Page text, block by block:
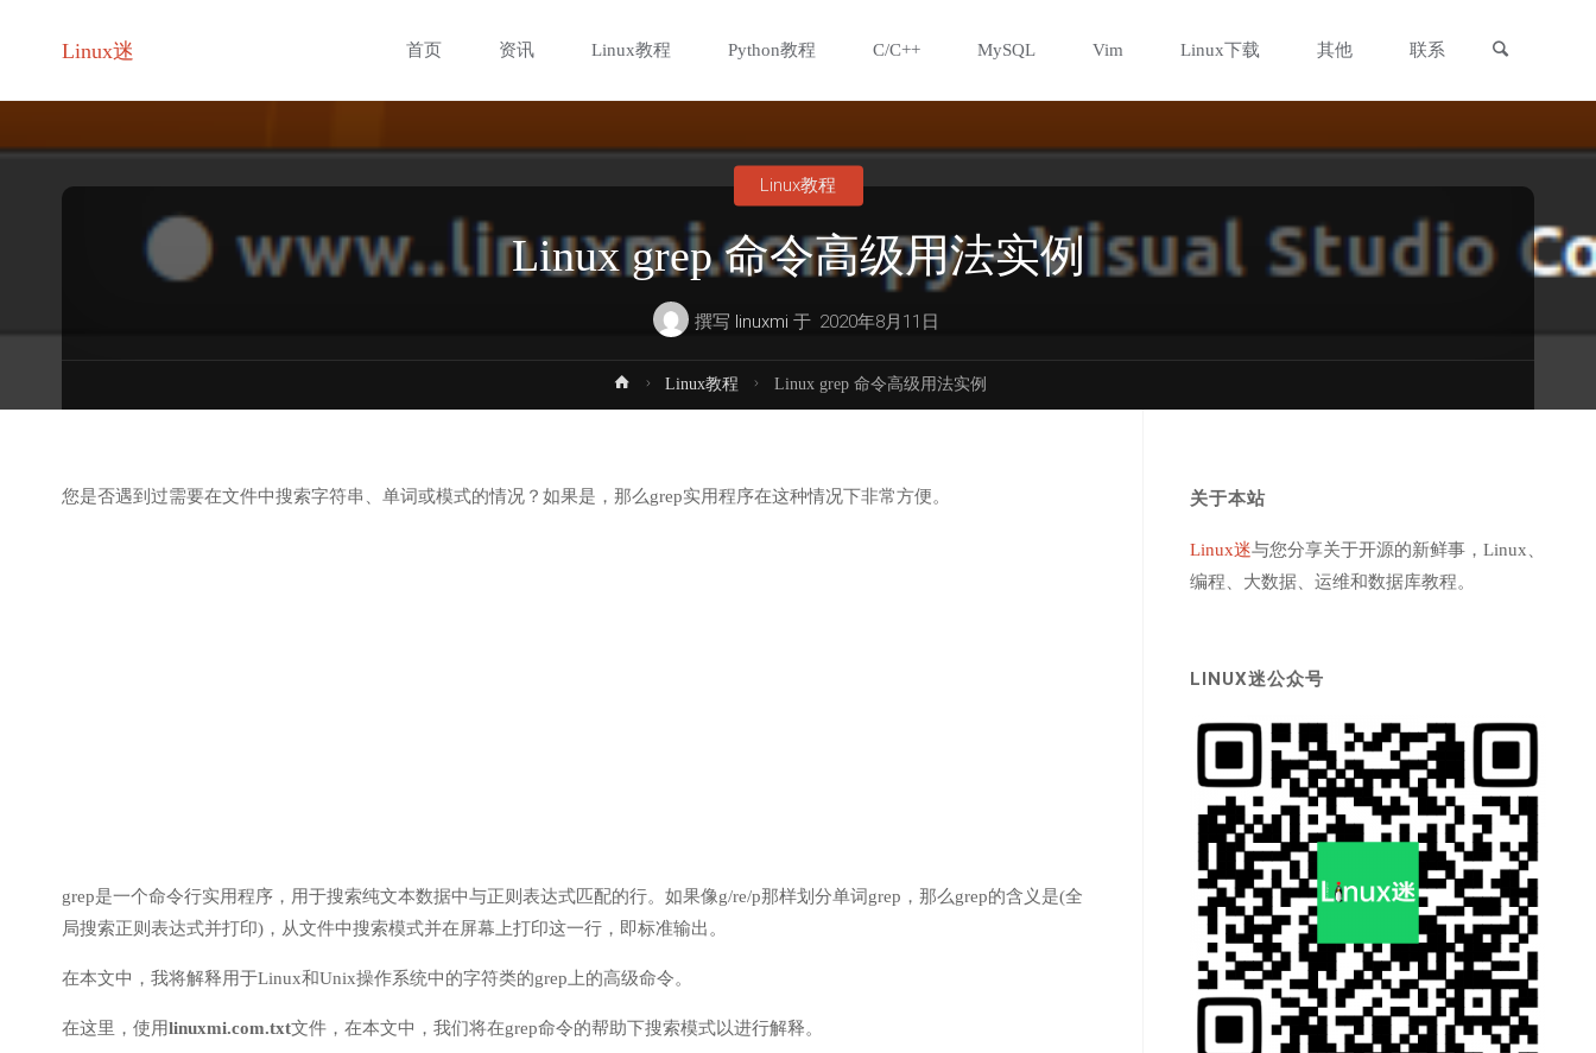
Linux迷
至
容
首页 资讯 Linux教程 Python教程 C/C++ MySQL Vim Linux下载 其他 联系
Linux grep 命令高级用法实例
撰写 linuxmi 于 2020年8月11日
Linux教程
首
页
Linux教程 Linux grep 命令高级用法实例
您是否遇到过需要在文件中搜索字符串、单词或模式的情况？如果是，那么grep实用程序在这种情况下非常方便。
grep是一个命令行实用程序，用于搜索纯文本数据中与正则表达式匹配的行。如果像g/re/p那样划分单词grep，那么grep的含义是(全
局搜索正则表达式并打印)，从文件中搜索模式并在屏幕上打印这一行，即标准输出。
在本文中，我将解释用于Linux和Unix操作系统中的字符类的grep上的高级命令。
在这里，使用linuxmi.com.txt文件，在本文中，我们将在grep命令的帮助下搜索模式以进行解释。
关于本站
Linux迷与您分享关于开源的新鲜事，Linux、
编程、大数据、运维和数据库教程。
LINUX迷公众号